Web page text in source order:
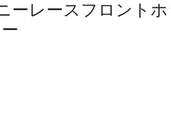
ーレースフロント